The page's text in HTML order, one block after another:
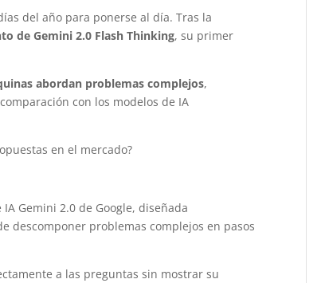
del año para ponerse al día. Tras la
de Gemini 2.0 Flash Thinking, su primer
abordan problemas complejos,
con los modelos de IA
en el mercado?
Gemini 2.0 de Google, diseñada
descomponer problemas complejos en pasos
a las preguntas sin mostrar su